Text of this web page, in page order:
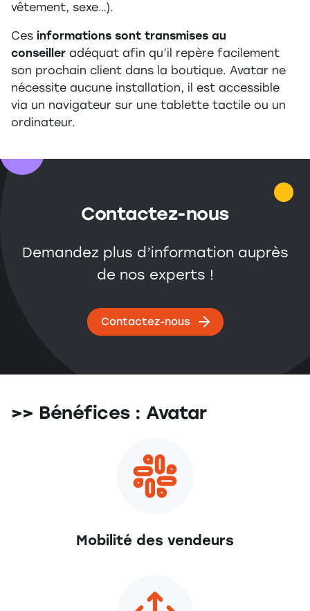
vêtement, sexe…).
Ces informations sont transmises au
conseiller adéquat afin qu’il repère facilement
son prochain client dans la boutique. Avatar ne
nécessite aucune installation, il est accessible
via un navigateur sur une tablette tactile ou un
ordinateur.
Contactez-nous
Demandez plus d’information auprès
de nos experts !
Contactez-nous
>> Bénéfices : Avatar
Mobilité des vendeurs